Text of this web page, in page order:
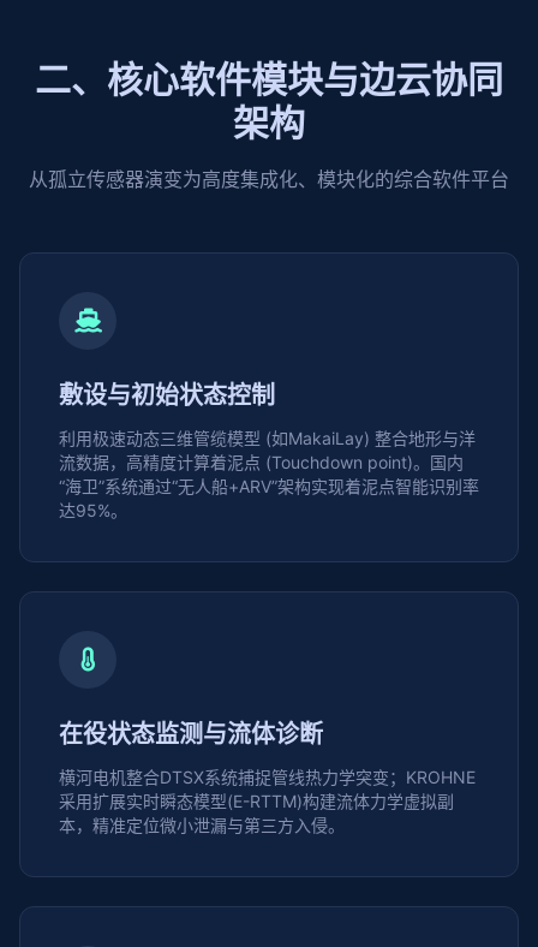
二、核心软件模块与边云协同
架构
从孤立传感器演变为高度集成化、模块化的综合软件平台
敷设与初始状态控制
利用极速动态三维管缆模型 (如MakaiLay) 整合地形与洋
流数据，高精度计算着泥点 (Touchdown point)。国内
“海卫”系统通过“无人船+ARV”架构实现着泥点智能识别率
达95%。
在役状态监测与流体诊断
横河电机整合DTSX系统捕捉管线热力学突变；KROHNE
采用扩展实时瞬态模型(E-RTTM)构建流体力学虚拟副
本，精准定位微小泄漏与第三方入侵。